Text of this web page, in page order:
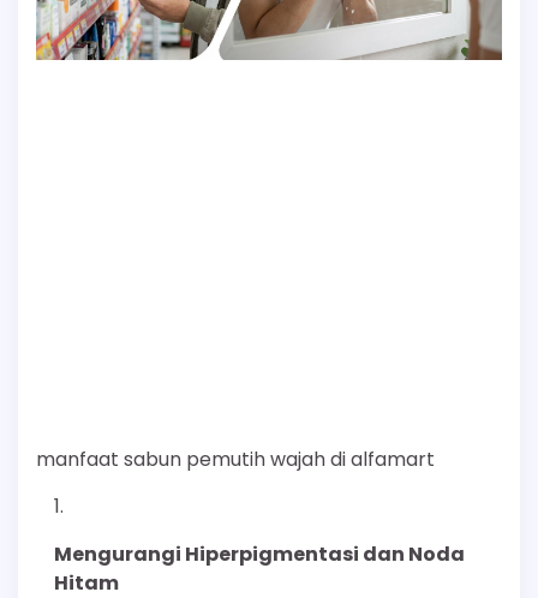
manfaat sabun pemutih wajah di alfamart
Mengurangi Hiperpigmentasi dan Noda
Hitam